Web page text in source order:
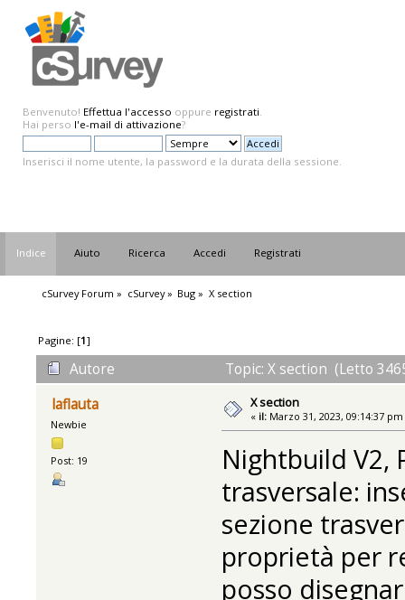
Benvenuto! Effettua l'accesso oppure registrati.
Hai perso l'e-mail di attivazione?
Inserisci il nome utente, la password e la durata della sessione.
Indice Aiuto Ricerca Accedi Registrati
cSurvey Forum » cSurvey» Bug » X section
Pagine: [1]
Autore
Topic: X section (Letto
laflauta
Newbie
Post: 19
X section
« il: Marzo 31, 2023, 09:14:37
Nightbuild V2,
trasversale:
sezione
proprietà per
posso